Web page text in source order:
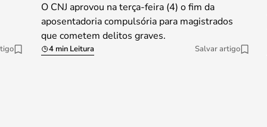
O CNJ aprovou na terça-feira (4) o fim da
aposentadoria compulsória para magistrados
que cometem delitos graves.
4 min Leitura Salvar artigo